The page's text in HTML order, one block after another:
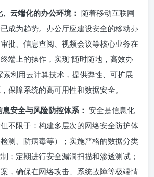
云端化的办公环境： 随着移动互联网
成为趋势。办公厅应建设安全的移动办
批、信息查阅、视频会议等核心业务在
端上的操作，实现“随时随地，高效办
索利用云计算技术，提供弹性、可扩展
保障系统的高可用性和数据安全。
安全与风险防控体系： 安全是信息化
不限于：构建多层次的网络安全防护体
测、防病毒等）；实施严格的数据分类
；定期进行安全漏洞扫描和渗透测试；
，确保在网络攻击、系统故障等极端情